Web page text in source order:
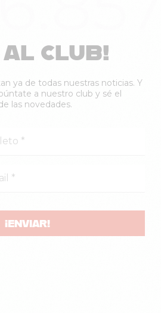
AL CLUB!
ya de todas nuestras noticias. Y
a nuestro club y sé el
las novedades.